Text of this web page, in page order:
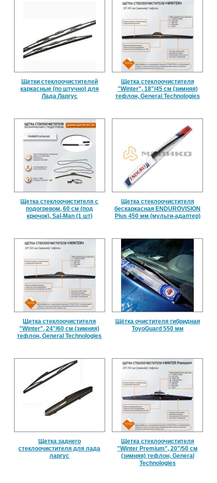
Щетки стеклоочистителей
каркасные (по штучно) для
Лада Ларгус
Щетка стеклоочистителя
"Winter", 18"/45 см (зимняя)
тефлон, General Technologies
Щетка стеклоочистителя с
подогревом, 60 см (под
крючок), Sal-Man (1 шт)
Щетка стеклоочистителя
бескаркасная ENDUROVISION
Plus 450 мм (мульти-адаптер)
Щетка стеклоочистителя
"Winter", 24"/60 см (зимняя)
тефлон, General Technologies
Щётка очистителя гибридная
ToyoGuard 550 мм
Щетка заднего
стеклоочистителя для лада
ларгус
Щетка стеклоочистителя
"Winter Premium", 20"/50 см
(зимняя) тефлон, General
Technologies